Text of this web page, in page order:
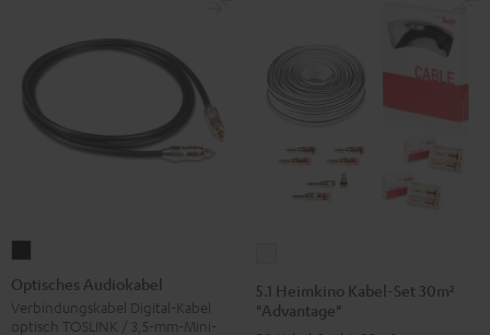
Audiokabel
Schwarz
Optisches Audiokabel
Verbindungskabel Digital-Kabel
optisch TOSLINK / 3,5-mm-Mini-
Heimkino
Kabel-
5.1 Heimkino Kabel-Set 30m²
"Advantage"